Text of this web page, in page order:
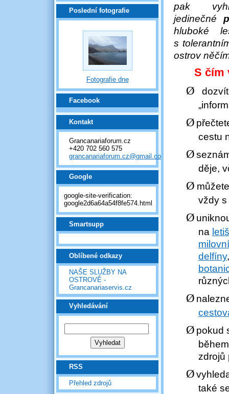
Poslední fotografie
Fotografie dne
Facebook
Kontakt
Grancanariaforum.cz
+420 702 560 575
grancanariaforum.cz@gmail.com
Google
google-site-verification:
google2d6a64a54f8fe574.html
Smartsupp
Oblíbené odkazy
NAŠE SLUŽBY NA
OSTROVĚ -
Grancanariaservis.cz
Vyhledávání
RSS
Přehled zdrojů
pak
jedinečné
hluboké
s
ostrov
S čím
Ø
Ø
cestu
Ø
děje,
Ø
vždy
Ø
na
delfíny
Ø
Ø pokud
zdrojů
Ø
také